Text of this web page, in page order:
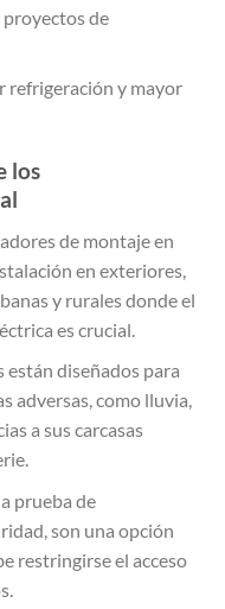
proyectos de
refrigeración y mayor
los
de montaje en
en exteriores,
y rurales donde el
es crucial.
diseñados para
adversas, como lluvia,
a sus carcasas
prueba de
son una opción
restringirse el acceso